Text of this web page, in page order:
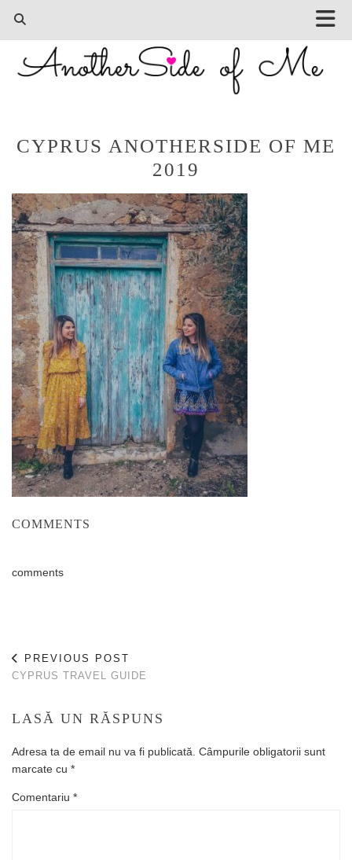
CYPRUS ANOTHERSIDE OF ME
2019
COMMENTS
comments
PREVIOUS POST
CYPRUS TRAVEL GUIDE
LASĂ UN RĂSPUNS
Adresa ta de email nu va fi publicată. Câmpurile obligatorii sunt
marcate cu *
Comentariu *